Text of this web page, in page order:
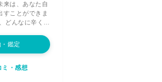
来は、あなた自
すことができま
どんなに辛く苦
間から、意識と
えていく
こと
と変わっていき
鑑定
ミ・感想